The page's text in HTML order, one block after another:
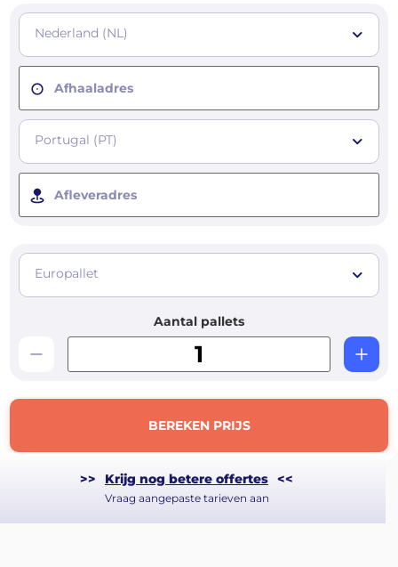
Nederland (NL)
Afhaaladres
Portugal (PT)
Afleveradres
Europallet
Aantal pallets
BEREKEN PRIJS
>> Krijg nog betere offertes <<
Vraag aangepaste tarieven aan